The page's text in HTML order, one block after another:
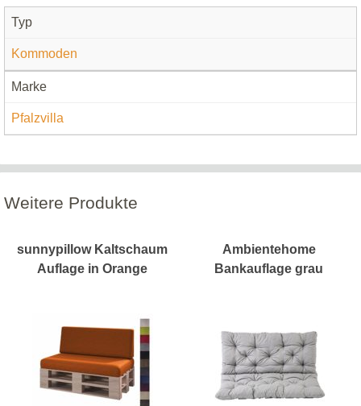
Typ
Kommoden
Marke
Pfalzvilla
Weitere Produkte
sunnypillow Kaltschaum
Auflage in Orange
Ambientehome
Bankauflage grau